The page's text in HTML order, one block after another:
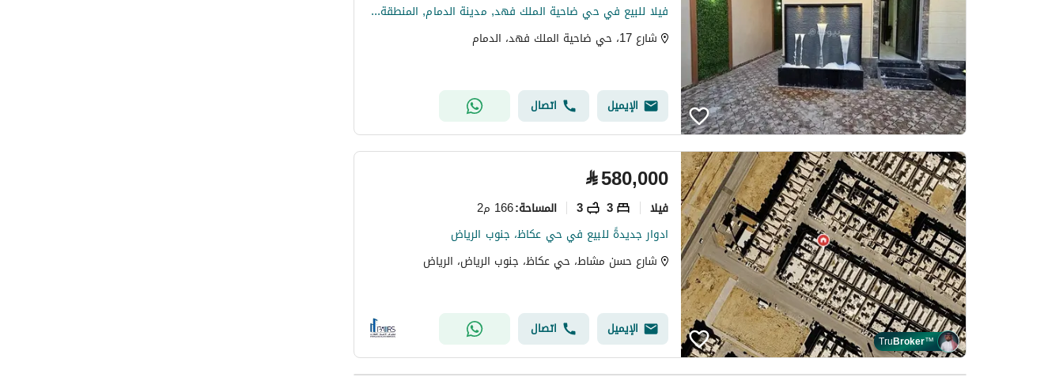
فيلا للبيع في حي ضاحية الملك فهد, مدينة الدمام, المنطقة الشرقية
شارع 17، حي ضاحية الملك فهد، الدمام
الإيميل اتصال
TruBroker™
⃁580,000
فیلا 3
3 المساحة:166 م2
ادوار جديدةً للبيع في حي عكاظ، جنوب الرياض
شارع حسن مشاط، حي عكاظ، جنوب الرياض، الرياض
الإيميل اتصال